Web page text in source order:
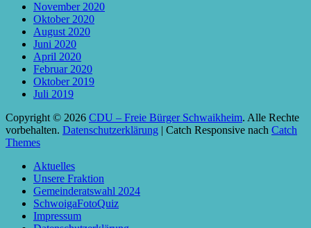
November 2020
Oktober 2020
August 2020
Juni 2020
April 2020
Februar 2020
Oktober 2019
Juli 2019
Copyright © 2026 CDU – Freie Bürger Schwaikheim. Alle Rechte
vorbehalten. Datenschutzerklärung | Catch Responsive nach Catch
Themes
oben
scrollen
Aktuelles
Unsere Fraktion
Gemeinderatswahl 2024
SchwoigaFotoQuiz
Impressum